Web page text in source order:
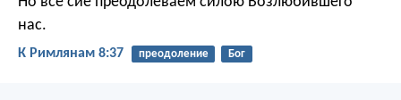
нас.
К Римлянам 8:37 преодоление Бог